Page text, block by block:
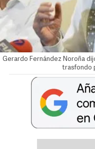
Gerardo Fernández Noroña
trasfondo